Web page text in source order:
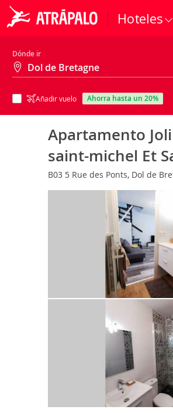
Hoteles
Dónde ir
Añadir vuelo ahorra hasta un 20%
Apartamento
saint-michel Et
B03 5 Rue des Ponts, Dol de